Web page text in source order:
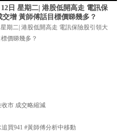
日 星期二| 港股低開高走 電訊保
增 黃師傅話目標價睇幾多？
期二| 港股低開高走 電訊保險股引領大
價睇幾多？
市 成交略縮減
買941 #黃師傅分析中移動